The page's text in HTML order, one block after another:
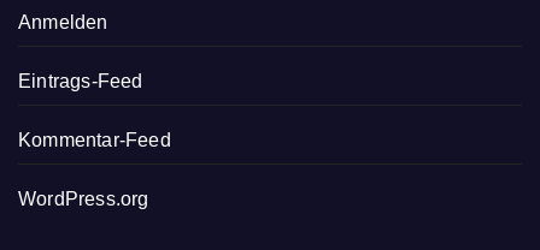
Anmelden
Eintrags-Feed
Kommentar-Feed
WordPress.org